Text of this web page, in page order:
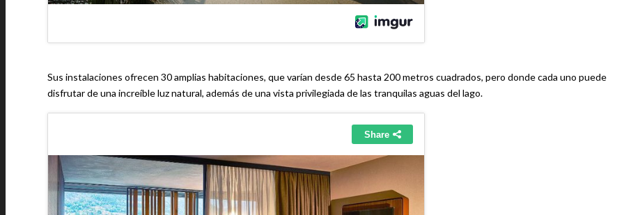
Sus instalaciones ofrecen 30 amplias habitaciones, que varían desde 65 hasta 200 metros cuadrados, pero donde cada uno puede
disfrutar de una increíble luz natural, además de una vista privilegiada de las tranquilas aguas del lago.